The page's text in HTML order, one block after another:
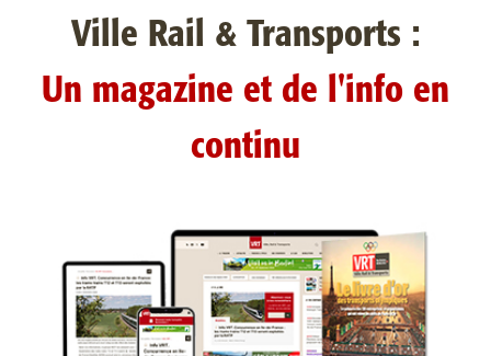
Ville Rail & Transports :
Un magazine et de l'info en
continu